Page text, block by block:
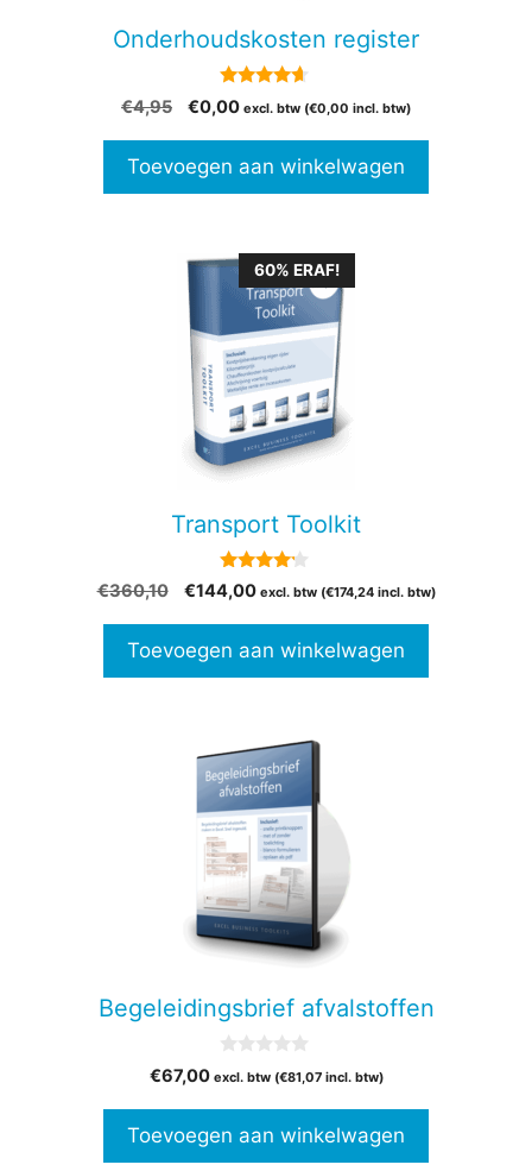
Onderhoudskosten register
4.50
van 5
€4,95
Oorspronkelijke
€4,95.
€0,00Huidige
€0,00.
excl. btw (€0,00 incl. btw)
Toevoegen aan winkelwagen
60% ERAF!
Transport Toolkit
4.00
van 5
€360,10
Oorspronkelijke
€360,10.
€144,00Huidige
€144,00.
excl. btw (€174,24incl. btw)
Toevoegen aan winkelwagen
Begeleidingsbrief afvalstoffen
v
5
€67,00 excl. btw (€81,07incl. btw)
Toevoegen aan winkelwagen